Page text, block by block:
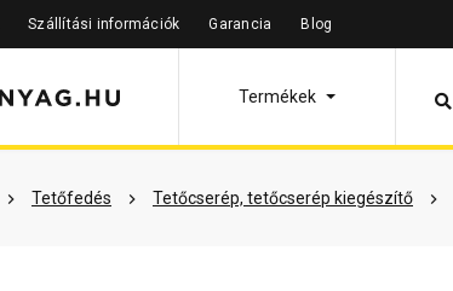
Szállítási információk Garancia Blog
Termékek
Tetőfedés Tetőcserép, tetőcserép kiegészítő
lehet rá Részletes leírás Termékinformáció